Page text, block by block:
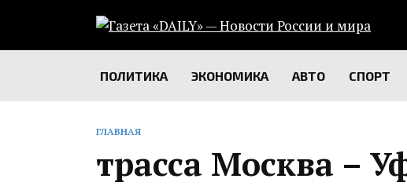
содержанию
ПОЛИТИКА ЭКОНОМИКА АВТО СПОРТ
ГЛАВНАЯ
трасса Москва –